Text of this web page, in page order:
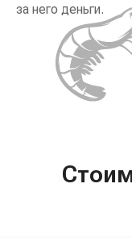
за него деньги.